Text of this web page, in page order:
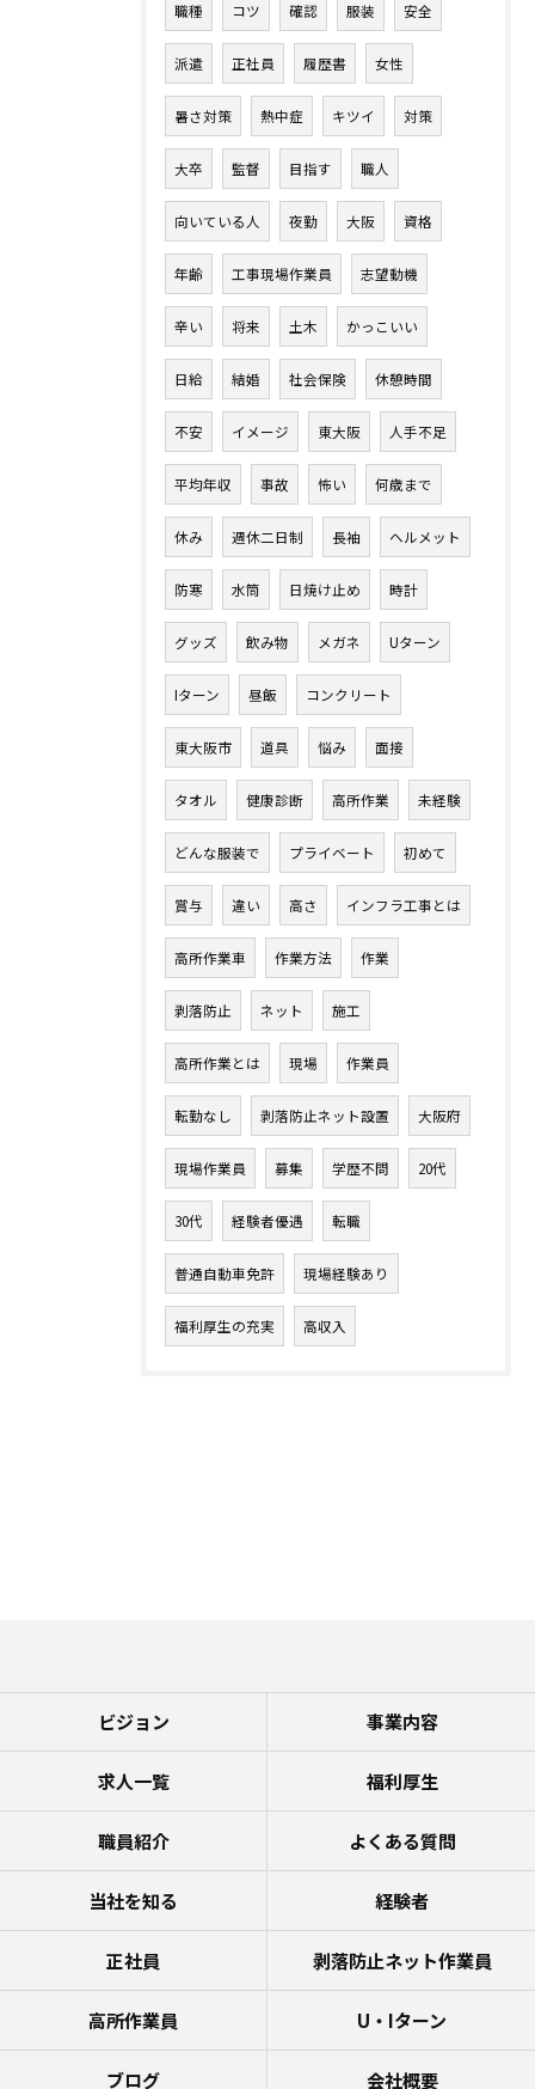
職種 コツ 確認 服装 安全
派遣 正社員 履歴書 女性
暑さ対策 熱中症 キツイ 対策
大卒 監督 目指す 職人
向いている人 夜勤 大阪 資格
年齢 工事現場作業員 志望動機
辛い 将来 土木 かっこいい
日給 結婚 社会保険 休憩時間
不安 イメージ 東大阪 人手不足
平均年収 事故 怖い 何歳まで
休み 週休二日制 長袖 ヘルメット
防寒 水筒 日焼け止め 時計
グッズ 飲み物 メガネ Uターン
Iターン 昼飯 コンクリート
東大阪市 道具 悩み 面接
タオル 健康診断 高所作業 未経験
どんな服装で プライベート 初めて
賞与 違い 高さ インフラ工事とは
高所作業車 作業方法 作業
剥落防止 ネット 施工
高所作業とは 現場 作業員
転勤なし 剥落防止ネット設置 大阪府
現場作業員 募集 学歴不問 20代
30代 経験者優遇 転職
普通自動車免許 現場経験あり
福利厚生の充実 高収入
ビジョン 事業内容
求人一覧 福利厚生
職員紹介 よくある質問
当社を知る 経験者
正社員 剥落防止ネット作業員
高所作業員 U・Iターン
ブログ 会社概要